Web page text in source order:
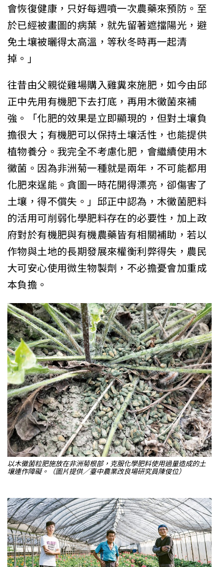
會恢復健康，只好每週噴一次農藥來預防。至
於已經被畫圖的病葉，就先留著遮擋陽光，避
免土壤被曬得太高溫，等秋冬時再一起清
掉。」
往昔由父親從雞場購入雞糞來施肥，如今由邱
正中先用有機肥下去打底，再用木黴菌來補
強。「化肥的效果是立即顯現的，但對土壤負
擔很大；有機肥可以保持土壤活性，也能提供
植物養分。我完全不考慮化肥，會繼續使用木
黴菌。因為非洲菊一種就是兩年，不可能都用
化肥來逞能。貪圖一時花開得漂亮，卻傷害了
土壤，得不償失。」邱正中認為，木黴菌肥料
的活用可削弱化學肥料存在的必要性，加上政
府對於有機肥與有機農藥皆有相關補助，若以
作物與土地的長期發展來權衡利弊得失，農民
大可安心使用微生物製劑，不必擔憂會加重成
本負擔。
以木黴菌粒肥施放在非洲菊根部，克服化學肥料使用過量造成的土
壤連作障礙。（圖片提供／臺中農業改良場研究員陳俊位）